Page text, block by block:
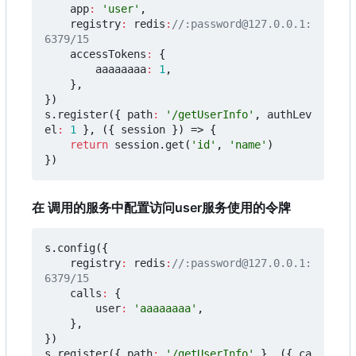
app: 'user' ,
registry: redis : //:password@127.0.0.1:
accessTokens :
{
aaaaaaaa: 1,
},
})
s . register({ path: '/getUserInfo' ,
authLev
el : 1 }, ({ session }) => {
return session. get ( 'id' , 'name' )
})
在 调用的服务中配置访问user服务使用的令牌
s . config({
registry: redis : //:password@127.0.0.1:
calls :
{
user: 'aaaaaaaa' ,
},
})